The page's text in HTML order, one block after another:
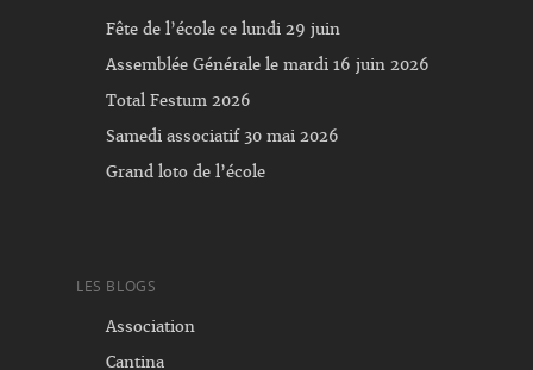
Fête de l’école ce lundi 29 juin
Assemblée Générale le mardi 16 juin 2026
Total Festum 2026
Samedi associatif 30 mai 2026
Grand loto de l’école
LES BLOGS
Association
Cantina